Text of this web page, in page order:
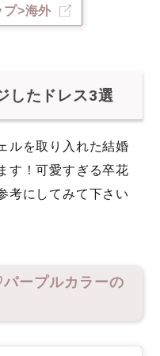
プ>海外
したドレス3選
ルを取り入れた結婚
す！可愛すぎる卒花
考にしてみて下さい
ープルカラーの